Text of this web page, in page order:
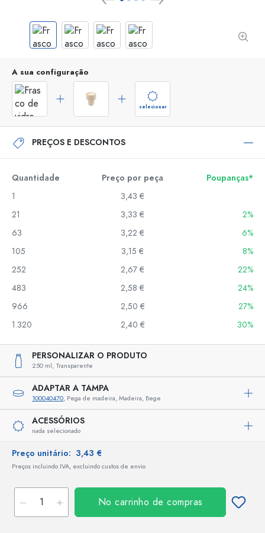
A sua configuração
selecionar
PREÇOS E DESCONTOS
Quantidade Preço por peça
Poupanças*
1
3,43 €
21
3,33 €
2%
63
3,22 €
6%
105
3,15 €
8%
252
2,67 €
22%
483
2,58 €
24%
966
2,50 €
27%
1.320
2,40 € 30%
PERSONALIZAR O PRODUTO
250 ml, Transparente
ADAPTAR A TAMPA
100040470, Pega de madeira, Madeira, Bege
ACESSÓRIOS
nada selecionado
Preço unitário: 3,43 €
Preços incluindo IVA, excluindo custos de envio
No carrinho de compras